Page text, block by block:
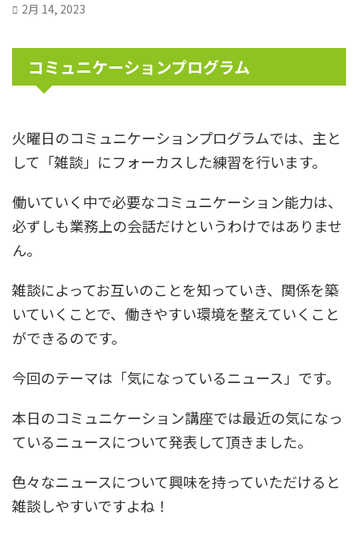
2月 14, 2023
コミュニケーションプログラム
火曜日のコミュニケーションプログラムでは、主と
して「雑談」にフォーカスした練習を行います。
働いていく中で必要なコミュニケーション能力は、
必ずしも業務上の会話だけというわけではありませ
ん。
雑談によってお互いのことを知っていき、関係を築
いていくことで、働きやすい環境を整えていくこと
ができるのです。
今回のテーマは「気になっているニュース」です。
本日のコミュニケーション講座では最近の気になっ
ているニュースについて発表して頂きました。
色々なニュースについて興味を持っていただけると
雑談しやすいですよね！